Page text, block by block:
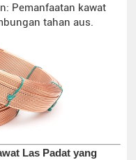
Pemanfaatan kawat
tahan aus.
Las Padat yang